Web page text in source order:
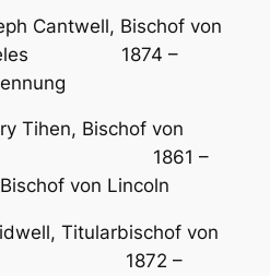
Cantwell, Bischof von
1874 –
Tihen, Bischof von
1861 –
von Lincoln
Titularbischof von
1872 –